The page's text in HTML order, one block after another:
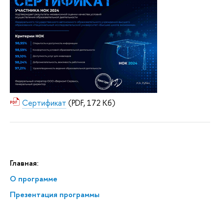
Главная:
О программе
Презентация программы
Сертификат (PDF, 172 Кб)